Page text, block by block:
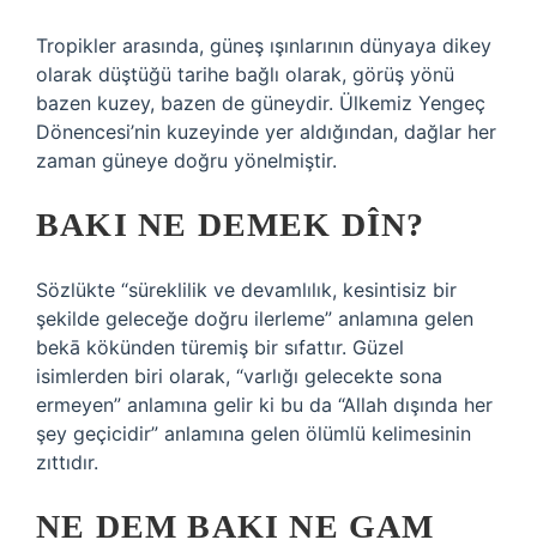
Tropikler arasında, güneş ışınlarının dünyaya dikey
olarak düştüğü tarihe bağlı olarak, görüş yönü
bazen kuzey, bazen de güneydir. Ülkemiz Yengeç
Dönencesi’nin kuzeyinde yer aldığından, dağlar her
zaman güneye doğru yönelmiştir.
BAKI NE DEMEK DÎN?
Sözlükte “süreklilik ve devamlılık, kesintisiz bir
şekilde geleceğe doğru ilerleme” anlamına gelen
bekā kökünden türemiş bir sıfattır. Güzel
isimlerden biri olarak, “varlığı gelecekte sona
ermeyen” anlamına gelir ki bu da “Allah dışında her
şey geçicidir” anlamına gelen ölümlü kelimesinin
zıttıdır.
NE DEM BAKI NE GAM